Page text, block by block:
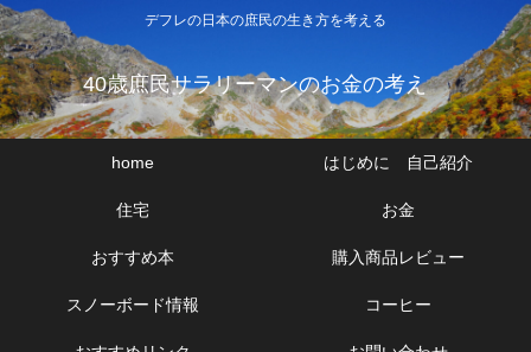
デフレの日本の庶民の生き方を考える
40歳庶民サラリーマンのお金の考え
home はじめに 自己紹介
住宅 お金
おすすめ本 購入商品レビュー
スノーボード情報 コーヒー